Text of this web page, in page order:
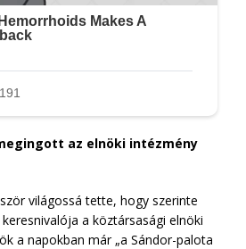
az elnöki intézmény
világossá tette, hogy szerinte
a köztársasági elnöki
a napokban már „a Sándor-palota